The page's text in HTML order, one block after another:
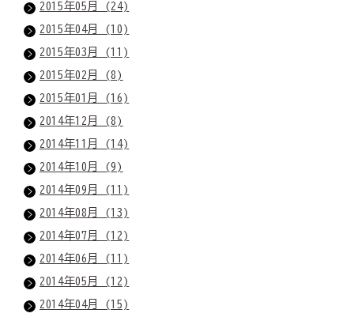
2015年05月 (24)
2015年04月 (10)
2015年03月 (11)
2015年02月 (8)
2015年01月 (16)
2014年12月 (8)
2014年11月 (14)
2014年10月 (9)
2014年09月 (11)
2014年08月 (13)
2014年07月 (12)
2014年06月 (11)
2014年05月 (12)
2014年04月 (15)